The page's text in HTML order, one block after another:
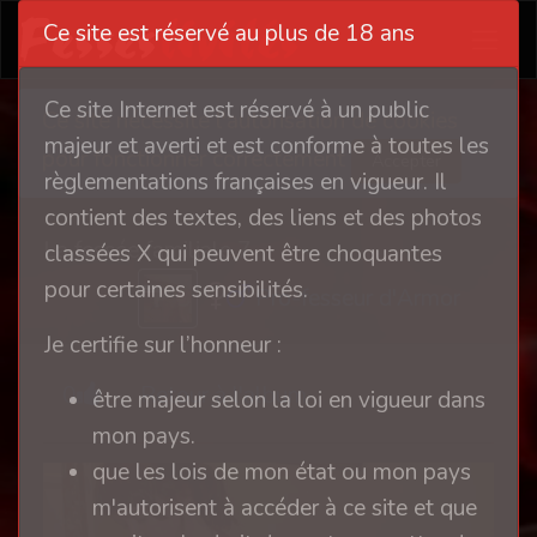
Ce site nécessite l'autorisation de cookies
pour fonctionner correctement
Accepter
La fessée familiale 7
Pro-fesseur d'Armor
0 Retour à l'album
Ce site est réservé au plus de 18 ans
Ce site Internet est réservé à un public
majeur et averti et est conforme à toutes les
règlementations françaises en vigueur. Il
contient des textes, des liens et des photos
classées X qui peuvent être choquantes
pour certaines sensibilités.
Je certifie sur l’honneur :
être majeur selon la loi en vigueur dans
mon pays.
que les lois de mon état ou mon pays
m'autorisent à accéder à ce site et que